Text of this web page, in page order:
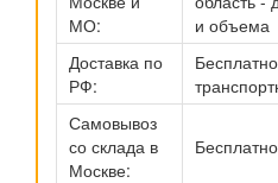
МО:
и объема
Доставка по
РФ:
Самовывоз
со склада в
Москве:
Бесплатно